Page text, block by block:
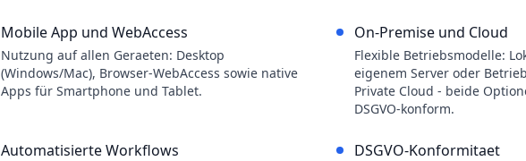
Mobile App und WebAccess
Nutzung auf allen Geraeten: Desktop
(Windows/Mac), Browser-WebAccess sowie native
Apps für Smartphone und Tablet.
On-Premise und Cloud
Flexible Betriebsmodelle:
eigenem Server oder
Private Cloud - beide
DSGVO-konform.
Automatisierte Workflows DSGVO-Konformitaet